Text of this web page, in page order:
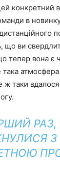
конкретний
в
що ви
тепер вона є
така
ж таки